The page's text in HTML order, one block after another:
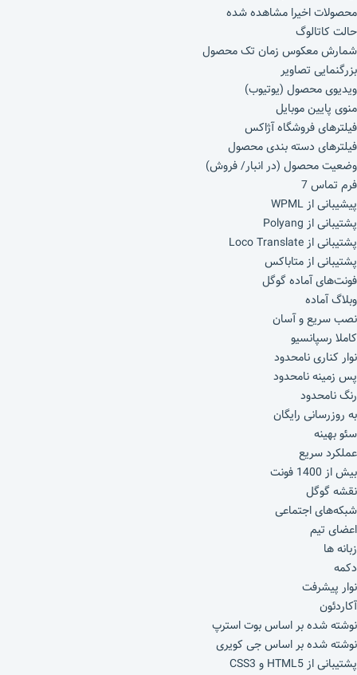
محصولات اخیرا مشاهده شده
حالت کاتالوگ
شمارش معکوس زمان تک محصول
بزرگنمایی تصاویر
ویدیوی محصول (یوتیوب)
منوی پایین موبایل
فیلترهای فروشگاه آژاکس
فیلترهای دسته بندی محصول
وضعیت محصول (در انبار/ فروش)
فرم تماس 7
پیشیبانی از WPML
پشتیبانی از Polyang
پشتیبانی از Loco Translate
پشتیبانی از متاباکس
فونت‌های آماده گوگل
وبلاگ آماده
نصب سریع و آسان
کاملا رسپانسیو
نوار کناری نامحدود
پس زمینه نامحدود
رنگ نامحدود
به روزرسانی رایگان
سئو بهینه
عملکرد سریع
بیش از 1400 فونت
نقشه گوگل
شبکه‌های اجتماعی
اعضای تیم
زبانه ها
دکمه
نوار پیشرفت
آکاردئون
نوشته شده بر اساس بوت استرپ
نوشته شده بر اساس جی کویری
پشتیبانی از HTML5 و CSS3